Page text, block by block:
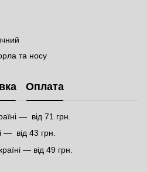
та носу
Оплата
— від 71 грн.
— від 43 грн.
— від 49 грн.